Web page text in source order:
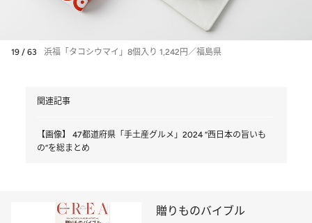
19 / 63 浜福「タコシウマイ」8個入り 1,242円／福島県
関連記事
【画像】 47都道府県「手土産グルメ」2024 “西日本の旨いも
の”を総まとめ
贈りものバイブル